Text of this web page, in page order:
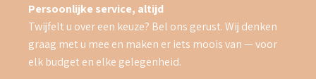
Persoonlijke service, altijd
Twijfelt u over een keuze? Bel ons gerust. Wij denken
graag met u mee en maken er iets moois van — voor
elk budget en elke gelegenheid.